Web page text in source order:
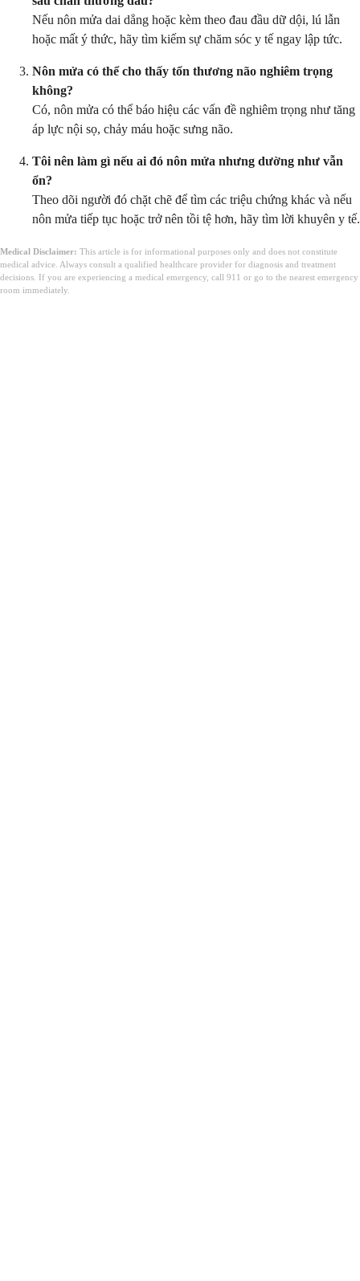
Nếu nôn mửa dai dẳng hoặc kèm theo đau đầu dữ dội, lú lẫn
hoặc mất ý thức, hãy tìm kiếm sự chăm sóc y tế ngay lập tức.
Nôn mửa có thể cho thấy tổn thương não nghiêm trọng
không?
Có, nôn mửa có thể báo hiệu các vấn đề nghiêm trọng như tăng
áp lực nội sọ, chảy máu hoặc sưng não.
Tôi nên làm gì nếu ai đó nôn mửa nhưng dường như vẫn
ổn?
Theo dõi người đó chặt chẽ để tìm các triệu chứng khác và nếu
nôn mửa tiếp tục hoặc trở nên tồi tệ hơn, hãy tìm lời khuyên y tế.
Medical Disclaimer: This article is for informational purposes only and does not constitute
medical advice. Always consult a qualified healthcare provider for diagnosis and treatment
decisions. If you are experiencing a medical emergency, call 911 or go to the nearest emergency
room immediately.